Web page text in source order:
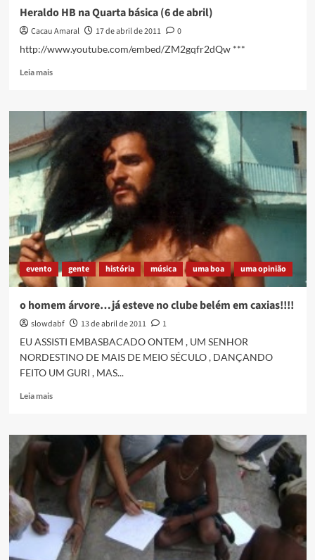
Heraldo HB na Quarta básica (6 de abril)
Cacau Amaral 17 de abril de 2011
0
http://www.youtube.com/embed/ZM2gqfr2dQw ***
Leia maisRead
Heraldo
HB
na
Quarta
básica
(6
de
evento gente história música uma boa uma opinião
o homem árvore…já esteve no clube belém em caxias!!!!
slowdabf 13 de abril de 2011
1
EU ASSISTI EMBASBACADO ONTEM , UM SENHOR
NORDESTINO DE MAIS DE MEIO SÉCULO , DANÇANDO
FEITO UM GURI , MAS...
Leia maisRead
o
árvore…
já
esteve
clube
belém
em
caxias!!!!